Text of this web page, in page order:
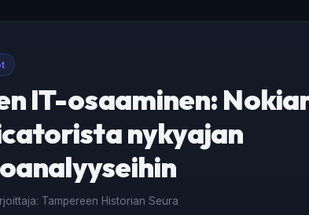
IT-osaaminen:
nykyajan
Tampereen Historian Seura